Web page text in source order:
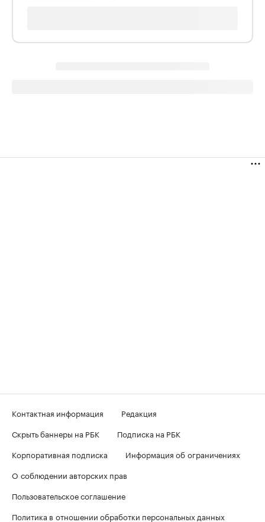
Контактная информация
Редакция
Скрыть баннеры на РБК
Подписка на РБК
Корпоративная подписка
Информация об ограничениях
О соблюдении авторских прав
Пользовательское соглашение
Политика в отношении обработки персональных данных